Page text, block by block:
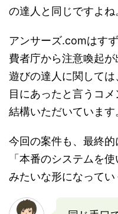
の達人と同じですよね
アンサーズ.comはす
費者庁から注意喚起が
遊びの達人に関して
目にあったと言うコ
結構いただいています
今回の案件も、最終的
「本番のシステムを
みたいな形になって